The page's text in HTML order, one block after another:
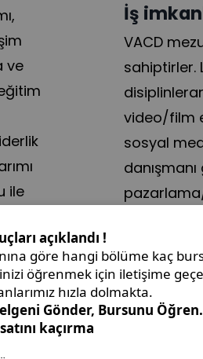
ve
ile
İş
VACD
sahiptirler.
video/film
sosyal
radyo/
yada
olurlar.